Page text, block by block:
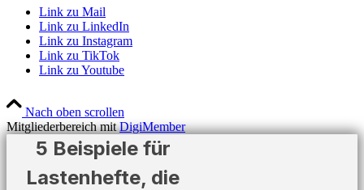
Link zu Mail
Link zu LinkedIn
Link zu Instagram
Link zu TikTok
Link zu Youtube
Nach oben scrollen
Mitgliederbereich mitDigiMember
5 Beispiele für
Lastenhefte, die